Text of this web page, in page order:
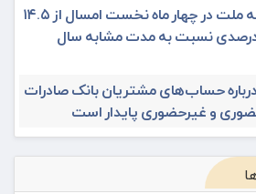
حق بیمه تولیدی بیمه ملت در چهار ماه نخست امسال از ۱۴.۵
گذشت/ رشد ۹۰ درصدی نسبت به مدت مشابه سال
حساب‌های مشتریان بانک صادرات
و غیرحضوری پایدار است